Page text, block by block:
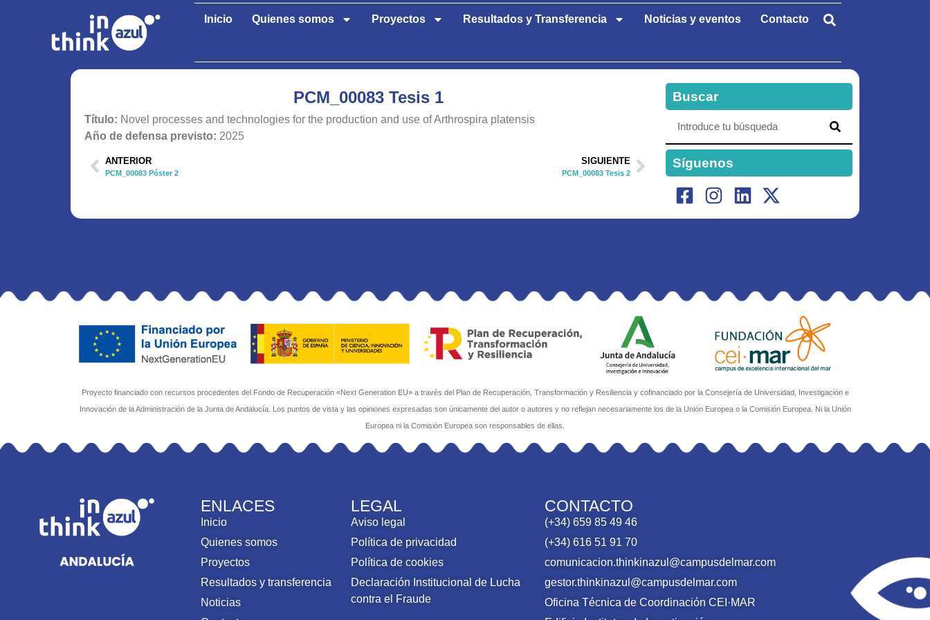
Inicio Quienes somos Proyectos Resultados y Transferencia Noticias y eventos Contacto
PCM_00083 Tesis 1
Título: Novel processes and technologies for the production and use of Arthrospira platensis
Año de defensa previsto: 2025
ANTERIOR
PCM_00083 Póster 2
SIGUIENTE
PCM_00083 Tesis 2
Buscar
Síguenos
Proyecto financiado con recursos procedentes del Fondo de Recuperación «Next Generation EU» a través del Plan de Recuperación, Transformación y Resiliencia y cofinanciado por la Consejería de Universidad, Investigación e
Innovación de la Administración de la Junta de Andalucía. Los puntos de vista y las opiniones expresadas son únicamente del autor o autores y no reflejan necesariamente los de la Unión Europea o la Comisión Europea. Ni la Unión
Europea ni la Comisión Europea son responsables de ellas.
ENLACES
Inicio
Quienes somos
Proyectos
Resultados y transferencia
Noticias
LEGAL
Aviso legal
Política de privacidad
Política de cookies
Declaración Institucional de Lucha
contra el Fraude
CONTACTO
(+34) 659 85 49 46
(+34) 616 51 91 70
comunicacion.thinkinazul@campusdelmar.com
gestor.thinkinazul@campusdelmar.com
Oficina Técnica de Coordinación CEI·MAR